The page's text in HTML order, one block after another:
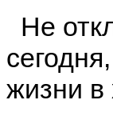
Не
жизни